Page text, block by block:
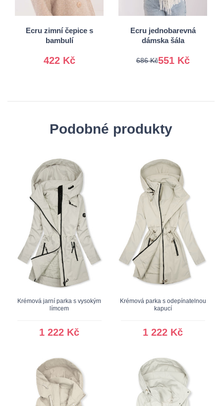
Ecru zimní čepice s
bambulí
422 Kč
Univerzální
Ecru jednobarevná
dámska šála
551 Kč
686 Kč
Univerzální
Podobné produkty
Krémová jarní parka s vysokým
límcem
1 222 Kč
Krémová parka s odepínatelnou
kapucí
1 222 Kč